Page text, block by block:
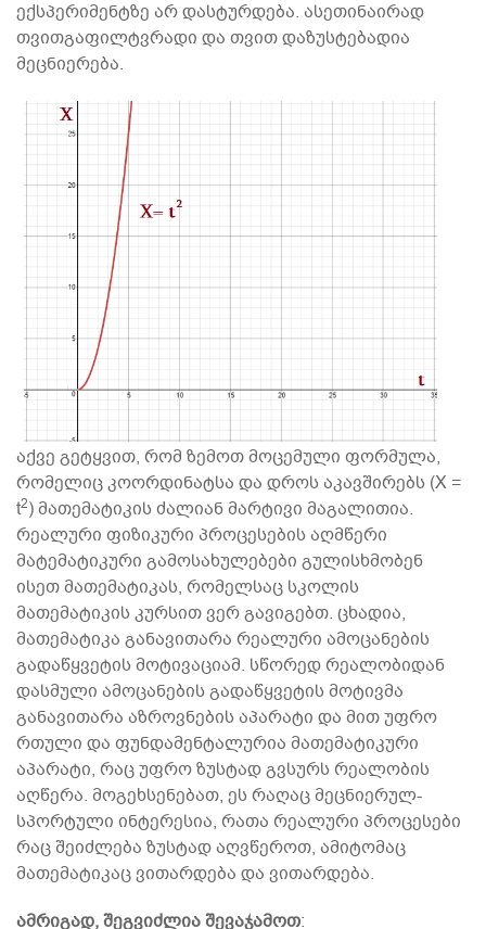
ექსპერიმენტზე არ დასტურდება. ასეთინაირად
თვითგაფილტვრადი და თვით დაზუსტებადია
მეცნიერება.
აქვე გეტყვით, რომ ზემოთ მოცემული ფორმულა,
რომელიც კოორდინატსა და დროს აკავშირებს (X =
t2) მათემატიკის ძალიან მარტივი მაგალითია.
რეალური ფიზიკური პროცესების აღმწერი
მატემატიკური გამოსახულებები გულისხმობენ
ისეთ მათემატიკას, რომელსაც სკოლის
მათემატიკის კურსით ვერ გავიგებთ. ცხადია,
მათემატიკა განავითარა რეალური ამოცანების
გადაწყვეტის მოტივაციამ. სწორედ რეალობიდან
დასმული ამოცანების გადაწყვეტის მოტივმა
განავითარა აზროვნების აპარატი და მით უფრო
რთული და ფუნდამენტალურია მათემატიკური
აპარატი, რაც უფრო ზუსტად გვსურს რეალობის
აღწერა. მოგეხსენებათ, ეს რაღაც მეცნიერულ-
სპორტული ინტერესია, რათა რეალური პროცესები
რაც შეიძლება ზუსტად აღვწეროთ, ამიტომაც
მათემატიკაც ვითარდება და ვითარდება.
ამრიგად, შეგვიძლია შევაჯამოთ: